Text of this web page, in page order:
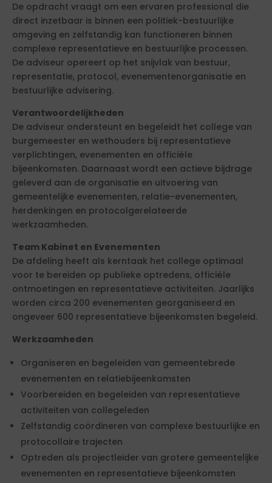
De opdracht vraagt om een ervaren professional die
direct inzetbaar is binnen een politiek-bestuurlijke
omgeving en zelfstandig kan functioneren binnen
complexe representatieve en bestuurlijke processen.
De adviseur opereert op het snijvlak van bestuur,
representatie, protocol, evenementenorganisatie en
bestuurlijke advisering.
Verantwoordelijkheden
De adviseur ondersteunt en begeleidt het college van
burgemeester en wethouders bij representatieve
verplichtingen, evenementen en officiële
bijeenkomsten. Daarnaast wordt een actieve bijdrage
geleverd aan de organisatie en uitvoering van
gemeentelijke evenementen, relatie-evenementen,
herdenkingen en protocolgerelateerde
werkzaamheden.
Team Kabinet en Evenementen
De afdeling heeft als kerntaak het college optimaal
voor te bereiden op publieke optredens, officiële
ontmoetingen en representatieve activiteiten. Jaarlijks
worden circa 200 evenementen georganiseerd en
ongeveer 600 representatieve bijeenkomsten begeleid.
Werkzaamheden
Organiseren en begeleiden van gemeentebrede
evenementen en relatiebijeenkomsten
Voorbereiden en begeleiden van representatieve
activiteiten van collegeleden
Zelfstandig coördineren van complexe bestuurlijke en
protocollaire trajecten
Optreden als projectleider van grotere gemeentelijke
evenementen en representatieve bijeenkomsten